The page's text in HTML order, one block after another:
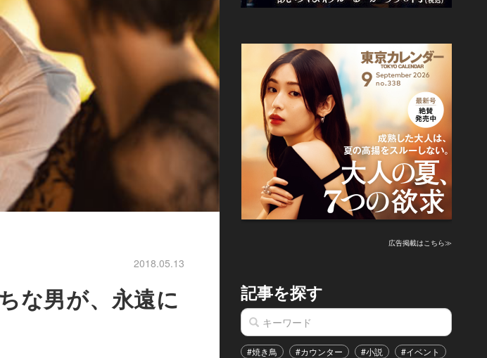
2018.05.13
な男が、永遠に
広告掲載はこちら≫
記事を探す
#焼き鳥 #カウンター #小説 #イベント